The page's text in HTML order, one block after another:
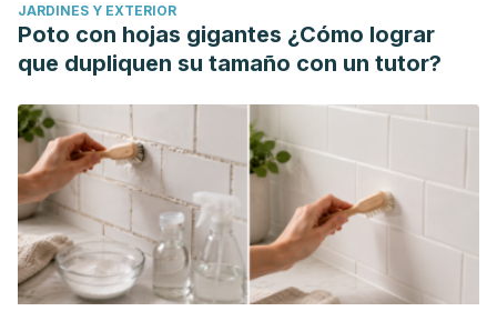
JARDINES Y EXTERIOR
Poto con hojas gigantes ¿Cómo lograr
que dupliquen su tamaño con un tutor?